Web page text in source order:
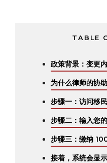
TABLE
政策背景：变更
为什么律师的协
步骤一：访问移
步骤二：输入您
步骤三：缴纳
接着，系统会显